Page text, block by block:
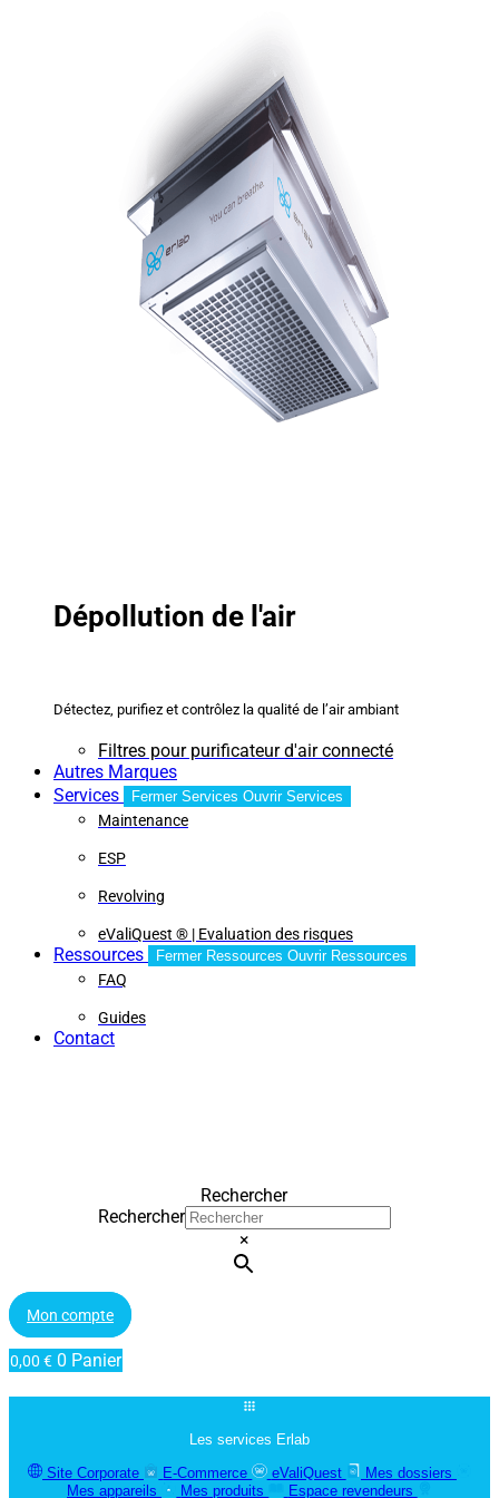
Dépollution de l'air
Détectez, purifiez et contrôlez la qualité de l’air ambiant
Filtres pour purificateur d'air connecté
Autres Marques
Services
Fermer Services Ouvrir Services
Maintenance
ESP
Revolving
eValiQuest ® | Evaluation des risques
Ressources Fermer Ressources Ouvrir Ressources
FAQ
Guides
Contact
Rechercher
Rechercher
×
Mon compte
0,00 € 0 Panier
Les services Erlab
Site Corporate
E-Commerce eValiQuest
Mes dossiers
Mes appareils
Mes produits
Espace revendeurs